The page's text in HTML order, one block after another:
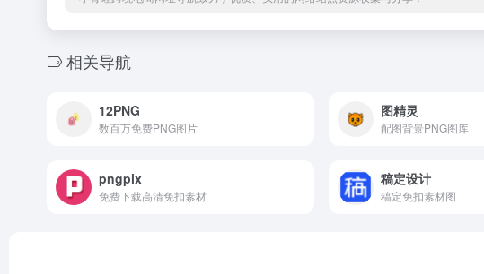
相关导航
12PNG
数百万免费PNG图片
图精灵
配图背景PNG图库
pngpix
免费下载高清免扣素材
稿定设计
稿定免扣素材图